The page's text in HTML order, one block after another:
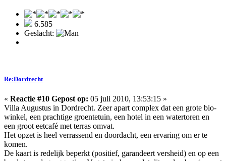
6.585
Geslacht:
Re:Dordrecht
« Reactie #10 Gepost op: 05 juli 2010, 13:53:15 »
Villa Augustus in Dordrecht. Zeer apart complex dat een grote bio-
winkel, een prachtige groentetuin, een hotel in een watertoren en
een groot eetcafé met terras omvat.
Het opzet is heel verrassend en doordacht, een ervaring om er te
komen.
De kaart is redelijk beperkt (positief, garandeert versheid) en op een